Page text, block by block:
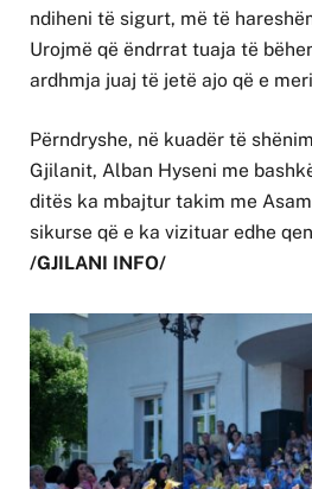
ndiheni të sigurt, më të
Urojmë që ëndrrat tuaja të
ardhmja juaj të jetë ajo që e
Përndryshe, në kuadër të
Gjilanit, Alban Hyseni me
ditës ka mbajtur takim me
sikurse që e ka vizituar edhe
/GJILANI INFO/